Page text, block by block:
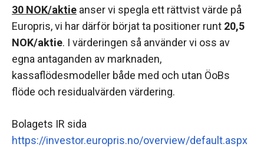
30 NOK/aktie anser vi spegla ett rättvist värde på
Europris, vi har därför börjat ta positioner runt 20,5
NOK/aktie. I värderingen så använder vi oss av
egna antaganden av marknaden,
kassaflödesmodeller både med och utan ÖoBs
flöde och residualvärden värdering.
Bolagets IR sida
https://investor.europris.no/overview/default.aspx